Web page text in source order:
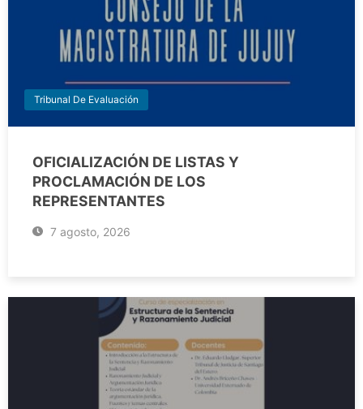
Tribunal De Evaluación
OFICIALIZACIÓN DE LISTAS Y
PROCLAMACIÓN DE LOS
REPRESENTANTES
7 agosto, 2026